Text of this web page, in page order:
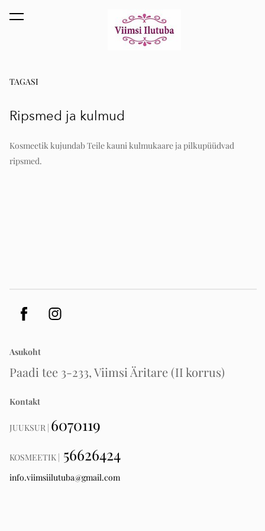
lisati ostukorvi. Vaata ostukorvi
TAGASI
Ripsmed ja kulmud
Kosmeetik kujundab Teile kauni kulmukaare ja pilkupüüdvad
ripsmed.
Asukoht
Paadi tee 3-233, Viimsi Äritare (II korrus)
Kontakt
JUUKSUR | 6070119
KOSMEETIK | 56626424
info.viimsiilutuba@gmail.com